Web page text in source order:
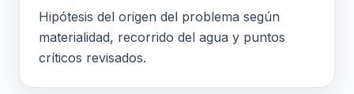
Hipótesis del origen del problema según
materialidad, recorrido del agua y puntos
críticos revisados.